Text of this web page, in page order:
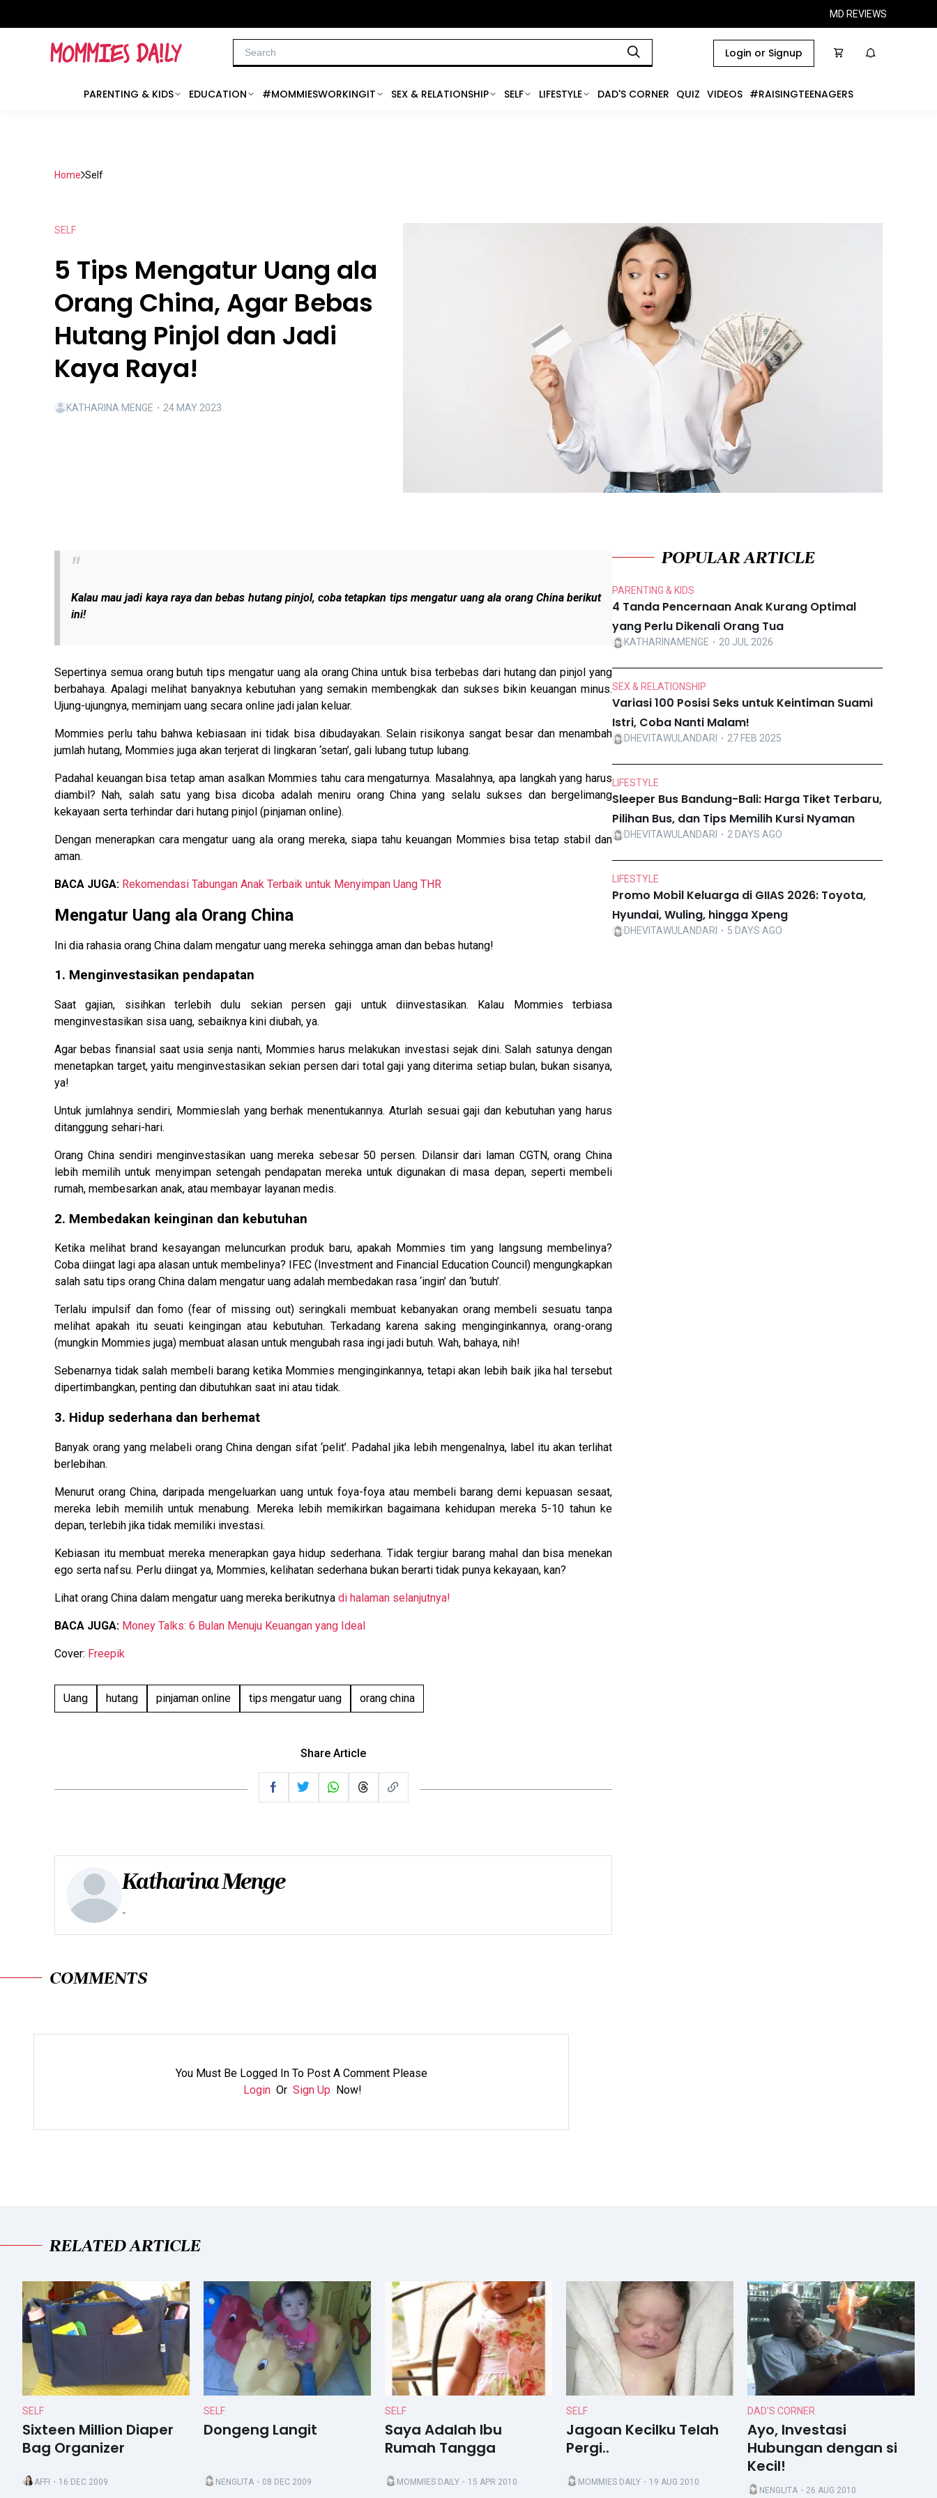
MD REVIEWS
Login or Signup
PARENTING & KIDS EDUCATION #MOMMIESWORKINGIT SEX & RELATIONSHIP SELF LIFESTYLE DAD'S CORNER QUIZ VIDEOS #RAISINGTEENAGERS
Home Self
SELF
5 Tips Mengatur Uang ala
Orang China, Agar Bebas
Hutang Pinjol dan Jadi
Kaya Raya!
KATHARINA MENGE ・ 24 MAY 2023
Kalau mau jadi kaya raya dan bebas hutang pinjol, coba tetapkan tips mengatur uang ala orang China berikut
ini!
Sepertinya semua orang butuh tips mengatur uang ala orang China untuk bisa terbebas dari hutang dan pinjol yang
berbahaya. Apalagi melihat banyaknya kebutuhan yang semakin membengkak dan sukses bikin keuangan minus.
Ujung-ujungnya, meminjam uang secara online jadi jalan keluar.
Mommies perlu tahu bahwa kebiasaan ini tidak bisa dibudayakan. Selain risikonya sangat besar dan menambah
jumlah hutang, Mommies juga akan terjerat di lingkaran ‘setan’, gali lubang tutup lubang.
Padahal keuangan bisa tetap aman asalkan Mommies tahu cara mengaturnya. Masalahnya, apa langkah yang harus
diambil? Nah, salah satu yang bisa dicoba adalah meniru orang China yang selalu sukses dan bergelimang
kekayaan serta terhindar dari hutang pinjol (pinjaman online).
Dengan menerapkan cara mengatur uang ala orang mereka, siapa tahu keuangan Mommies bisa tetap stabil dan
aman.
BACA JUGA: Rekomendasi Tabungan Anak Terbaik untuk Menyimpan Uang THR
Mengatur Uang ala Orang China
Ini dia rahasia orang China dalam mengatur uang mereka sehingga aman dan bebas hutang!
1. Menginvestasikan pendapatan
Saat gajian, sisihkan terlebih dulu sekian persen gaji untuk diinvestasikan. Kalau Mommies terbiasa
menginvestasikan sisa uang, sebaiknya kini diubah, ya.
Agar bebas finansial saat usia senja nanti, Mommies harus melakukan investasi sejak dini. Salah satunya dengan
menetapkan target, yaitu menginvestasikan sekian persen dari total gaji yang diterima setiap bulan, bukan sisanya,
ya!
Untuk jumlahnya sendiri, Mommieslah yang berhak menentukannya. Aturlah sesuai gaji dan kebutuhan yang harus
ditanggung sehari-hari.
Orang China sendiri menginvestasikan uang mereka sebesar 50 persen. Dilansir dari laman CGTN, orang China
lebih memilih untuk menyimpan setengah pendapatan mereka untuk digunakan di masa depan, seperti membeli
rumah, membesarkan anak, atau membayar layanan medis.
2. Membedakan keinginan dan kebutuhan
Ketika melihat brand kesayangan meluncurkan produk baru, apakah Mommies tim yang langsung membelinya?
Coba diingat lagi apa alasan untuk membelinya? IFEC (Investment and Financial Education Council) mengungkapkan
salah satu tips orang China dalam mengatur uang adalah membedakan rasa ‘ingin’ dan ‘butuh’.
Terlalu impulsif dan fomo (fear of missing out) seringkali membuat kebanyakan orang membeli sesuatu tanpa
melihat apakah itu seuati keingingan atau kebutuhan. Terkadang karena saking menginginkannya, orang-orang
(mungkin Mommies juga) membuat alasan untuk mengubah rasa ingi jadi butuh. Wah, bahaya, nih!
Sebenarnya tidak salah membeli barang ketika Mommies menginginkannya, tetapi akan lebih baik jika hal tersebut
dipertimbangkan, penting dan dibutuhkan saat ini atau tidak.
3. Hidup sederhana dan berhemat
Banyak orang yang melabeli orang China dengan sifat ‘pelit’. Padahal jika lebih mengenalnya, label itu akan terlihat
berlebihan.
Menurut orang China, daripada mengeluarkan uang untuk foya-foya atau membeli barang demi kepuasan sesaat,
mereka lebih memilih untuk menabung. Mereka lebih memikirkan bagaimana kehidupan mereka 5-10 tahun ke
depan, terlebih jika tidak memiliki investasi.
Kebiasan itu membuat mereka menerapkan gaya hidup sederhana. Tidak tergiur barang mahal dan bisa menekan
ego serta nafsu. Perlu diingat ya, Mommies, kelihatan sederhana bukan berarti tidak punya kekayaan, kan?
Lihat orang China dalam mengatur uang mereka berikutnya di halaman selanjutnya!
BACA JUGA: Money Talks: 6 Bulan Menuju Keuangan yang Ideal
Cover: Freepik
Uang hutang pinjaman online tips mengatur uang orang china
Share Article
Katharina Menge
-
POPULAR ARTICLE
PARENTING & KIDS
4 Tanda Pencernaan Anak Kurang Optimal
yang Perlu Dikenali Orang Tua
KATHARINAMENGE ・20 JUL 2026
SEX & RELATIONSHIP
Variasi 100 Posisi Seks untuk Keintiman Suami
Istri, Coba Nanti Malam!
DHEVITAWULANDARI ・27 FEB 2025
LIFESTYLE
Sleeper Bus Bandung-Bali: Harga Tiket Terbaru,
Pilihan Bus, dan Tips Memilih Kursi Nyaman
DHEVITAWULANDARI ・2 DAYS AGO
LIFESTYLE
Promo Mobil Keluarga di GIIAS 2026: Toyota,
Hyundai, Wuling, hingga Xpeng
DHEVITAWULANDARI ・5 DAYS AGO
COMMENTS
You Must Be Logged In To Post A Comment Please
Login Or Sign Up Now!
RELATED ARTICLE
SELF
Sixteen Million Diaper
Bag Organizer
AFFI ・16 DEC 2009
SELF
Dongeng Langit
NENGLITA ・08 DEC 2009
SELF
Saya Adalah Ibu
Rumah Tangga
MOMMIES DAILY ・15 APR 2010
SELF
Jagoan Kecilku Telah
Pergi..
MOMMIES DAILY ・19 AUG 2010
DAD'S CORNER
Ayo, Investasi
Hubungan dengan si
Kecil!
NENGLITA ・26 AUG 2010